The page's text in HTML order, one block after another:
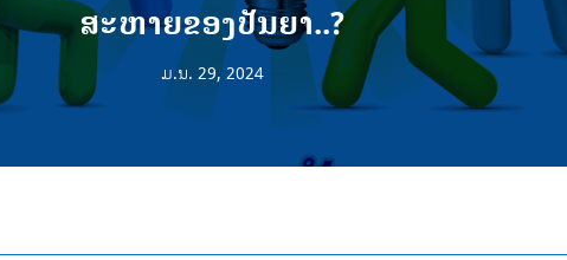
ສະຫາຍຂອງປັນຍາ..?
ມ.ນ. 29, 2024